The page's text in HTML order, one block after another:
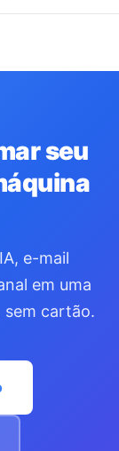
seu
e-mail
em uma
sem cartão.